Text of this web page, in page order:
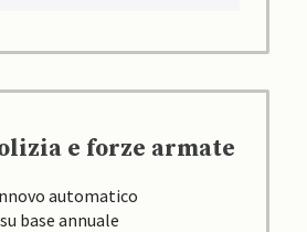
e forze armate
automatico
su base annuale